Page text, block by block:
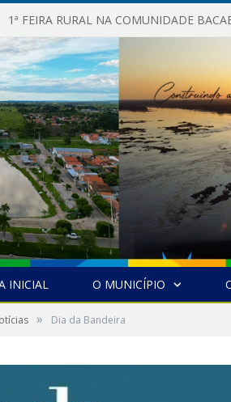
1ª FEIRA RURAL NA COMUNIDADE
INICIAL O MUNICÍPIO
» Dia da Bandeira